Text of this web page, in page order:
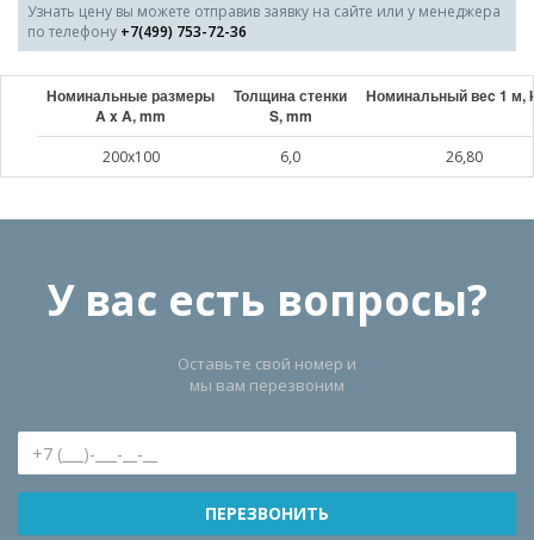
Узнать цену вы можете отправив заявку на сайте или у менеджера
по телефону +7(499) 753-72-36
Номинальные размеры
A x A, mm
Толщина стенки
S, mm
Номинальный веc 1 м,
200x100 6,0 26,80
У вас есть вопросы?
Оставьте свой номер и
мы вам перезвоним